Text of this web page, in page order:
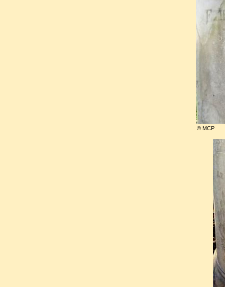
Il ne trouva d'apaisement
pour se vouer à l'éducation
Conservatoire, à ses
fleurs. Il travaillait encore,
l'habitude que par une vive
Découragé, il sentait sa
de phtisie, il partit à Hyères
aiderait à sa guérison.
peu de soleil, j'ai rompu
privé de tous mes amis et
dans une auberge,
», il
prématurément quelques
laissant derrière lui une
profondément influencer
© MCP